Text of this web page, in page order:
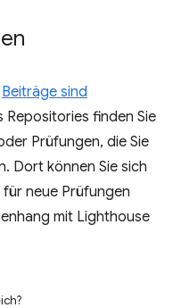
Beiträge sind
Repositories finden Sie
Prüfungen, die Sie
Dort können Sie sich
neue Prüfungen
mit Lighthouse